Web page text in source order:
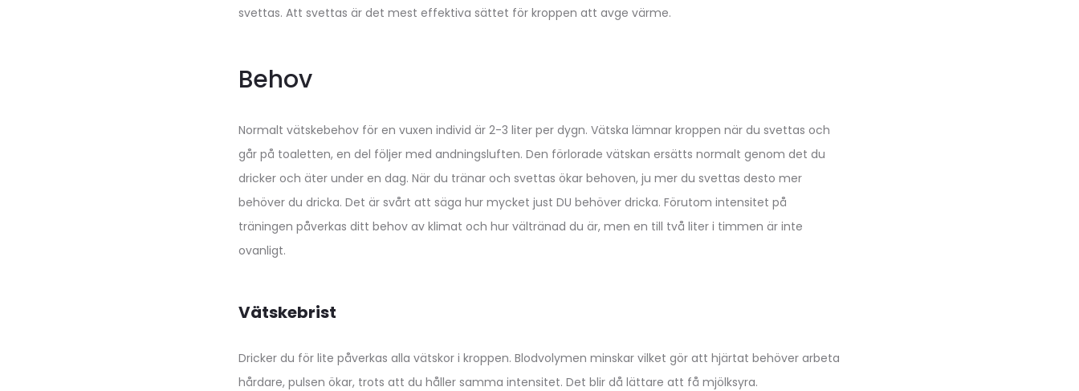
svettas. Att svettas är det mest effektiva sättet för kroppen att avge värme.
Behov
Normalt vätskebehov för en vuxen individ är 2-3 liter per dygn. Vätska lämnar kroppen när du svettas och
går på toaletten, en del följer med andningsluften. Den förlorade vätskan ersätts normalt genom det du
dricker och äter under en dag. När du tränar och svettas ökar behoven, ju mer du svettas desto mer
behöver du dricka. Det är svårt att säga hur mycket just DU behöver dricka. Förutom intensitet på
träningen påverkas ditt behov av klimat och hur vältränad du är, men en till två liter i timmen är inte
ovanligt.
Vätskebrist
Dricker du för lite påverkas alla vätskor i kroppen. Blodvolymen minskar vilket gör att hjärtat behöver arbeta
hårdare, pulsen ökar, trots att du håller samma intensitet. Det blir då lättare att få mjölksyra.